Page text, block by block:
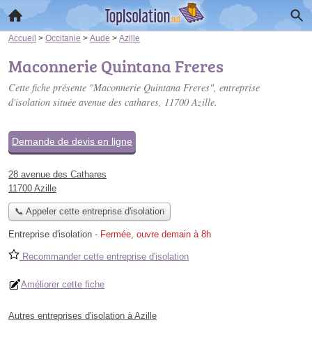
Accueil > Occitanie > Aude > Azille
Maconnerie Quintana Freres
Cette fiche présente "Maconnerie Quintana Freres", entreprise
d'isolation située avenue des cathares, 11700 Azille.
Demande de devis en ligne
28 avenue des Cathares
11700 Azille
📞 Appeler cette entreprise d'isolation
Entreprise d'isolation - Fermée, ouvre demain à 8h
Recommander cette entreprise d'isolation
Améliorer cette fiche
Autres entreprises d'isolation à Azille